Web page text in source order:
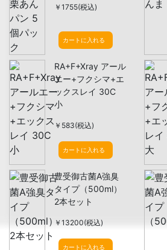
￥1755(税込)
カートに入れる
RA+F+Xray アール
エー+フクシマ+エ
ックスレイ 30C
小
￥583(税込)
カートに入れる
豊受御古菌A強臭
タイプ（500ml）
2本セット
￥13200(税込)
カートに入れる